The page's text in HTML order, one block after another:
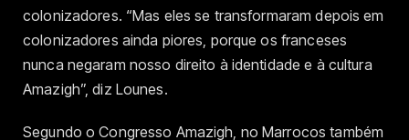
colonizadores. “Mas eles se transformaram depois em
colonizadores ainda piores, porque os franceses
nunca negaram nosso direito à identidade e à cultura
Amazigh”, diz Lounes.
Segundo o Congresso Amazigh, no Marrocos também